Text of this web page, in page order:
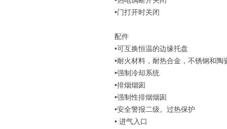
•门打开时关闭
配件
•可互换恒温的边缘托盘
•耐火材料，耐热合金，不锈钢和陶
•强制冷却系统
•排烟烟囱
•强制性排烟烟囱
•安全警报二级。过热保护
• 进气入口